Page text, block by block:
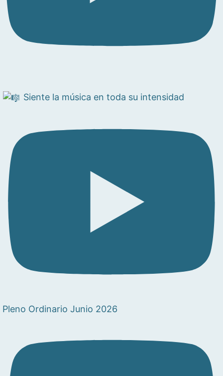
Siente la música en toda su intensidad
Pleno Ordinario Junio 2026